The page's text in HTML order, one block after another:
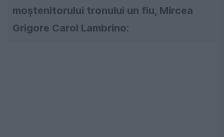
moștenitorului tronului un fiu, Mircea
Grigore Carol Lambrino: